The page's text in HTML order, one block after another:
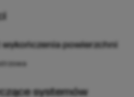
wykończenia powierzchni
systemów